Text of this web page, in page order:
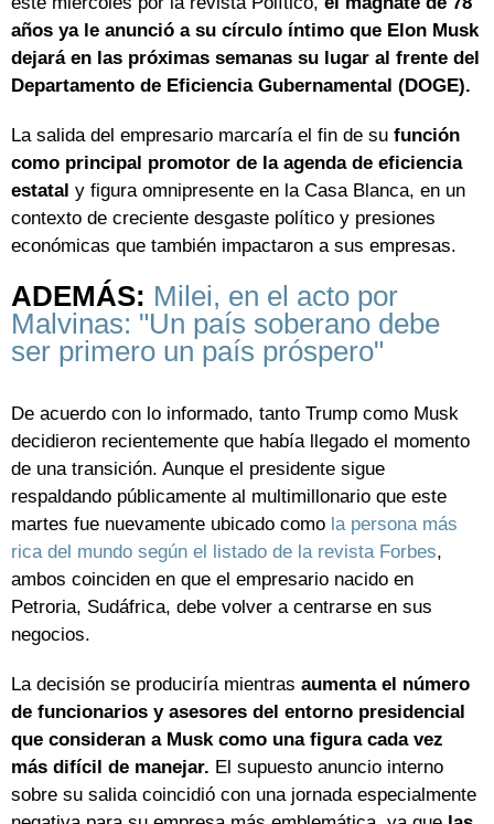
años ya le anunció a su círculo íntimo que Elon Musk
dejará en las próximas semanas su lugar al frente del
Departamento de Eficiencia Gubernamental (DOGE).
La salida del empresario marcaría el fin de su función
como principal promotor de la agenda de eficiencia
estatal y figura omnipresente en la Casa Blanca, en un
contexto de creciente desgaste político y presiones
económicas que también impactaron a sus empresas.
ADEMÁS: Milei, en el acto por
Malvinas: "Un país soberano debe
ser primero un país próspero"
De acuerdo con lo informado, tanto Trump como Musk
decidieron recientemente que había llegado el momento
de una transición. Aunque el presidente sigue
respaldando públicamente al multimillonario que este
martes fue nuevamente ubicado como la persona más
rica del mundo según el listado de la revista Forbes,
ambos coinciden en que el empresario nacido en
Petroria, Sudáfrica, debe volver a centrarse en sus
negocios.
La decisión se produciría mientras aumenta el número
de funcionarios y asesores del entorno presidencial
que consideran a Musk como una figura cada vez
más difícil de manejar. El supuesto anuncio interno
sobre su salida coincidió con una jornada especialmente